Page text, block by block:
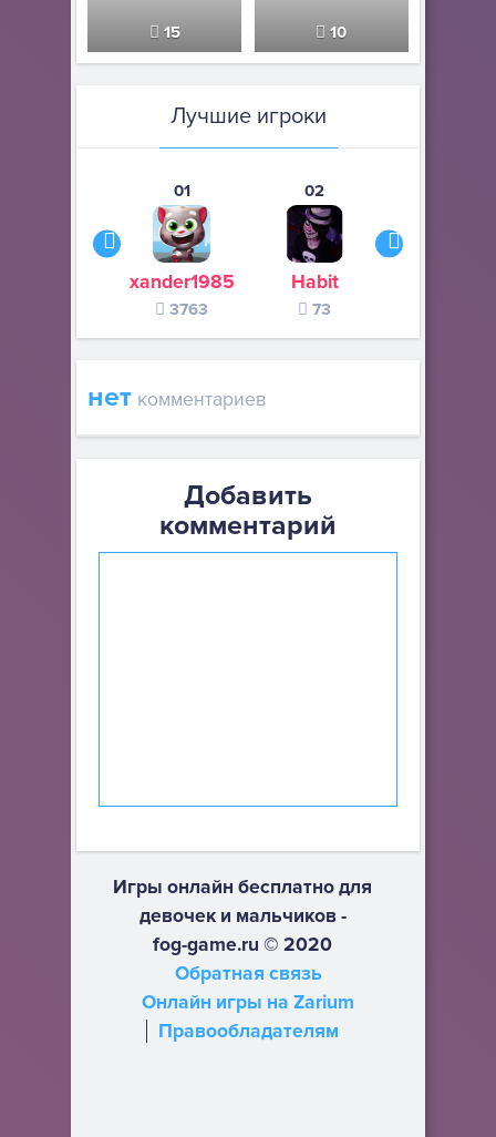
15 10
Лучшие игроки
01
xander1985
3763
02
Habit
73
нет комментариев
Добавить
комментарий
Игры онлайн бесплатно для
девочек и мальчиков -
fog-game.ru © 2020
Обратная связь
Онлайн игры на Zarium
Правообладателям